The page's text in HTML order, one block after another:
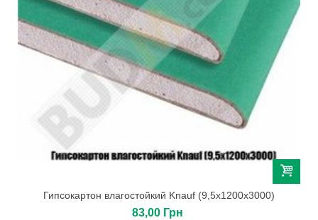
Гипсокартон влагостойкий Knauf (9,5х1200х3000)
83,00 Грн